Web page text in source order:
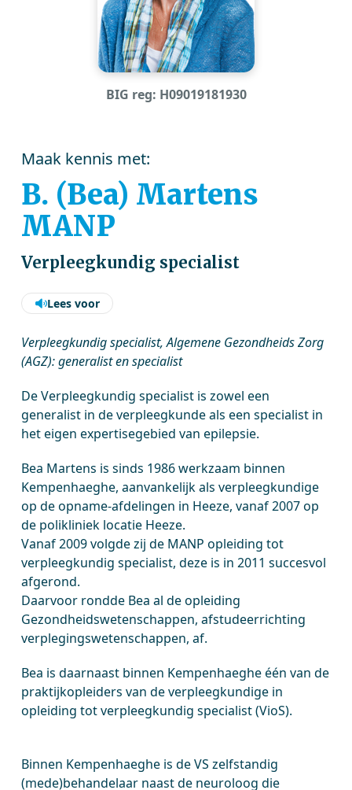
BIG reg: H09019181930
Maak kennis met:
B. (Bea) Martens
MANP
Verpleegkundig specialist
Lees voor
Verpleegkundig specialist, Algemene Gezondheids Zorg
(AGZ): generalist en specialist
De Verpleegkundig specialist is zowel een
generalist in de verpleegkunde als een specialist in
het eigen expertisegebied van epilepsie.
Bea Martens is sinds 1986 werkzaam binnen
Kempenhaeghe, aanvankelijk als verpleegkundige
op de opname-afdelingen in Heeze, vanaf 2007 op
de polikliniek locatie Heeze.
Vanaf 2009 volgde zij de MANP opleiding tot
verpleegkundig specialist, deze is in 2011 succesvol
afgerond.
Daarvoor rondde Bea al de opleiding
Gezondheidswetenschappen, afstudeerrichting
verplegingswetenschappen, af.
Bea is daarnaast binnen Kempenhaeghe één van de
praktijkopleiders van de verpleegkundige in
opleiding tot verpleegkundig specialist (VioS).
Binnen Kempenhaeghe is de VS zelfstandig
(mede)behandelaar naast de neuroloog die